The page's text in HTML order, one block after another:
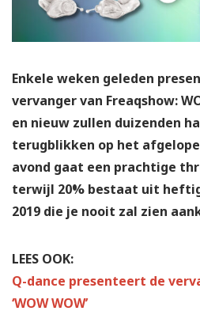
Enkele weken geleden
vervanger van Freaqshow:
en nieuw zullen duizenden
terugblikken op het
avond gaat een prachtige
terwijl 20% bestaat uit
2019 die je nooit zal zien
LEES OOK:
Q-dance presenteert de
‘WOW WOW’